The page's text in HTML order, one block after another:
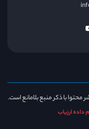
محتوا با ذکر منبع بلامانع است.
ارزیاب